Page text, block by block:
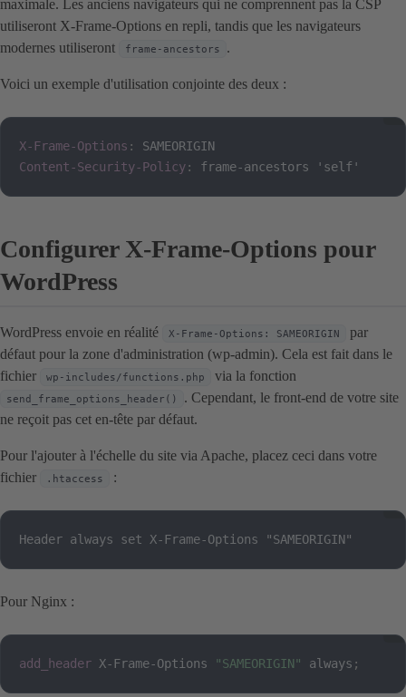
maximale. Les anciens navigateurs qui ne comprennent pas la CSP
utiliseront X-Frame-Options en repli, tandis que les navigateurs
modernes utiliseront
frame-ancestors .
Voici un exemple d'utilisation conjointe des deux :
X-Frame-Options :
SAMEORIGIN
Content-Security-Policy: frame-ancestors 'self'
Configurer X-Frame-Options pour
WordPress
WordPress envoie en réalité X-Frame-Options: SAMEORIGIN
par
défaut pour la zone d'administration (wp-admin). Cela est fait dans le
fichier
wp-includes/functions.php via la fonction
send_frame_options_header()
. Cependant, le front-end de votre site
ne reçoit pas cet en-tête par défaut.
Pour l'ajouter à l'échelle du site via Apache, placez ceci dans votre
fichier
.htaccess :
Header always set X-Frame-Options "SAMEORIGIN"
Pour Nginx :
add_header X-Frame-Options "SAMEORIGIN" always ;